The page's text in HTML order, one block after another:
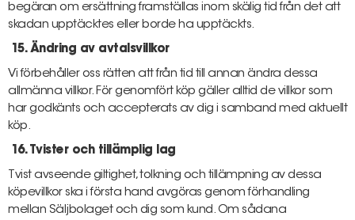
begäran om ersättning framställas inom skälig tid från det att
skadan upptäcktes eller borde ha upptäckts.
15. Ändring av avtalsvillkor
Vi förbehåller oss rätten att från tid till annan ändra dessa
allmänna villkor. För genomfört köp gäller alltid de villkor som
har godkänts och accepterats av dig i samband med aktuellt
köp.
16. Tvister och tillämplig lag
Tvist avseende giltighet, tolkning och tillämpning av dessa
köpevillkor ska i första hand avgöras genom förhandling
mellan Säljbolaget och dig som kund. Om sådana